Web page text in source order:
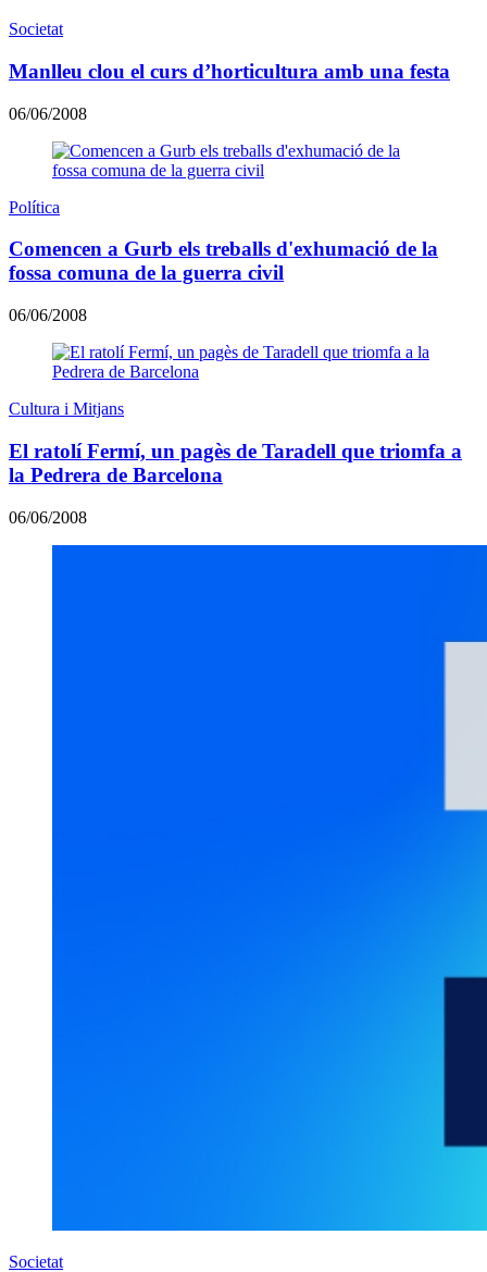
Societat
Manlleu clou el curs d’horticultura amb una festa
06/06/2008
Política
Comencen a Gurb els treballs d'exhumació de la
fossa comuna de la guerra civil
06/06/2008
Cultura i Mitjans
El ratolí Fermí, un pagès de Taradell que triomfa a
la Pedrera de Barcelona
06/06/2008
Societat